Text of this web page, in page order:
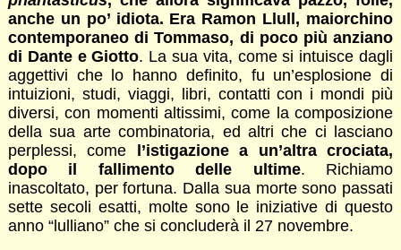
anche un po’ idiota. Era Ramon Llull, maiorchino
contemporaneo di Tommaso, di poco più anziano
di Dante e Giotto. La sua vita, come si intuisce dagli
aggettivi che lo hanno definito, fu un’esplosione di
intuizioni, studi, viaggi, libri, contatti con i mondi più
diversi, con momenti altissimi, come la composizione
della sua arte combinatoria, ed altri che ci lasciano
perplessi, come
l’istigazione a un’altra crociata,
dopo il fallimento delle ultime. Richiamo
inascoltato, per fortuna. Dalla sua morte sono passati
sette secoli esatti, molte sono le iniziative di questo
anno “lulliano” che si concluderà il 27 novembre.